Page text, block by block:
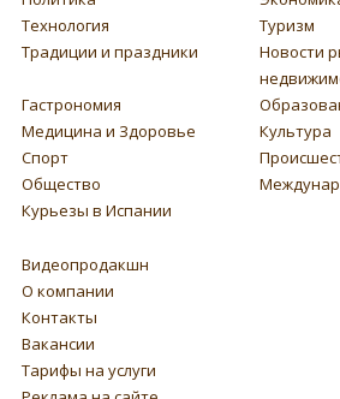
Технология
Туризм
Традиции и праздники
Новости
Гастрономия
Медицина и Здоровье
Культура
Спорт
Общество
Курьезы в Испании
Видеопродакшн
О компании
Контакты
Вакансии
Тарифы на услуги